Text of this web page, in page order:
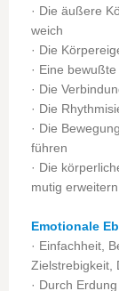
· Die äußere
weich
· Die
· Eine
· Die
· Die
· Die
führen
· Die
mutig erweitern
Emotionale
· Einfachheit,
Zielstrebigkeit,
· Durch